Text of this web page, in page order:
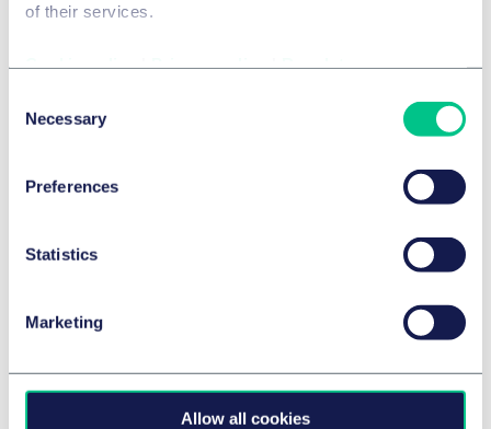
of their services.
Selection
Necessary
Preferences
Statistics
Marketing
Allow all cookies
Danyeli, LL.M. (Köln/Istanbul Bilgi)